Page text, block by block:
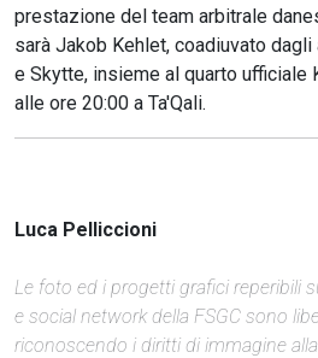
prestazione del team arbitrale
sarà Jakob Kehlet, coadiuvato
e Skytte, insieme al quarto ufficiale
alle ore 20:00 a Ta'Qali.
Luca Pelliccioni
Le foto ed i progetti grafici reperibili
e social network della FSGC sono
riconoscendo i diritti di immagine